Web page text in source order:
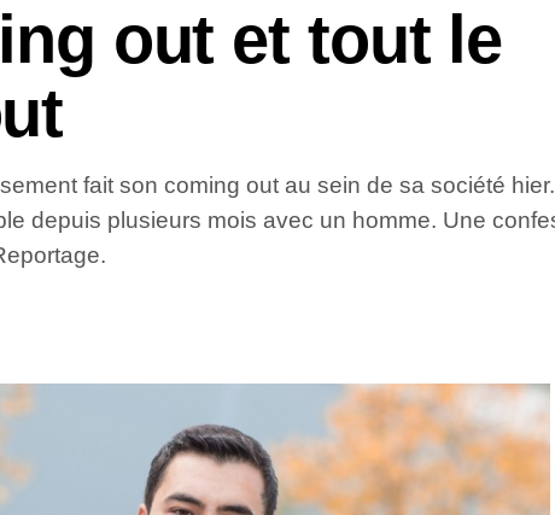
out et tout le
fait son coming out au sein de sa société
depuis plusieurs mois avec un homme. Une